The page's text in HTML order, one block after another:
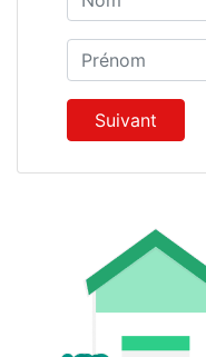
Prénom
Suivant